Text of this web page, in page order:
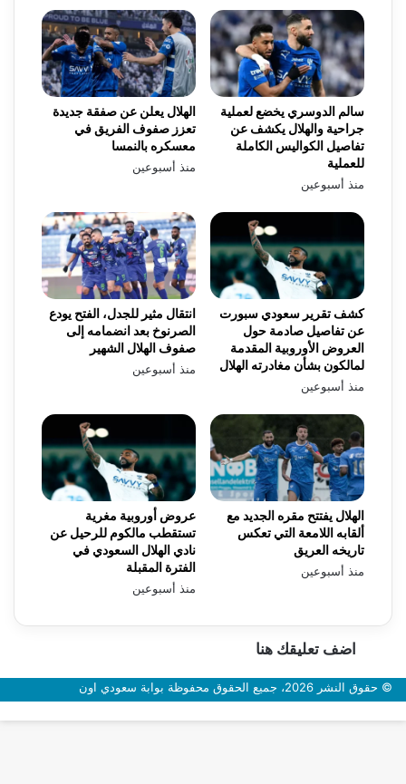
الهلال يعلن عن صفقة جديدة
تعزز صفوف الفريق في
معسكره بالنمسا
منذ أسبوعين
سالم الدوسري يخضع لعملية
جراحية والهلال يكشف عن
تفاصيل الكواليس الكاملة
للعملية
منذ أسبوعين
انتقال مثير للجدل، الفتح يودع
الصرنوخ بعد انضمامه إلى
صفوف الهلال الشهير
منذ أسبوعين
كشف تقرير سعودي سبورت
عن تفاصيل صادمة حول
العروض الأوروبية المقدمة
لمالكون بشأن مغادرته الهلال
منذ أسبوعين
عروض أوروبية مغرية
تستقطب مالكوم للرحيل عن
نادي الهلال السعودي في
الفترة المقبلة
منذ أسبوعين
الهلال يفتتح مقره الجديد مع
ألقابه اللامعة التي تعكس
تاريخه العريق
منذ أسبوعين
اضف تعليقك هنا
© حقوق النشر 2026، جميع الحقوق محفوظة بوابة سعودي اون